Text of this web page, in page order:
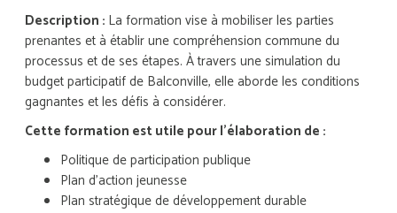
Description : La formation vise à mobiliser les parties
prenantes et à établir une compréhension commune du
processus et de ses étapes. À travers une simulation du
budget participatif de Balconville, elle aborde les conditions
gagnantes et les défis à considérer.
Cette formation est utile pour l'élaboration de :
Politique de participation publique
Plan d'action jeunesse
Plan stratégique de développement durable